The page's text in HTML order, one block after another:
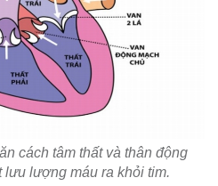
cách tâm thất và thân động
lưu lượng máu ra khỏi tim.